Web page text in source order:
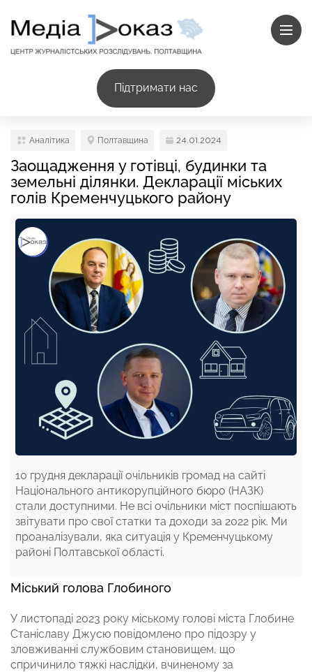
Підтримати нас
Аналітика Полтавщина 24.01.2024
Заощадження у готівці, будинки та
земельні ділянки. Декларації міських
голів Кременчуцького району
10 грудня декларації очільників громад на сайті
Національного антикорупційного бюро (НАЗК)
стали доступними. Не всі очільники міст поспішають
звітувати про свої статки та доходи за 2022 рік. Ми
проаналізували, яка ситуація у Кременчуцькому
районі Полтавської області.
Міський голова Глобиного
У листопаді 2023 року міському голові міста Глобине
Станіславу Джусю повідомлено про підозру у
зловживанні службовим становищем, що
спричинило тяжкі наслідки, вчиненому за